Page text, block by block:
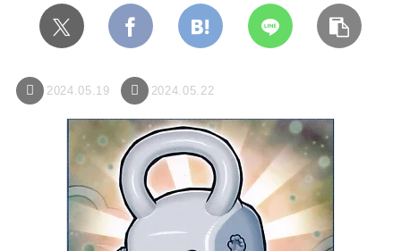
2024.05.19 2024.05.22